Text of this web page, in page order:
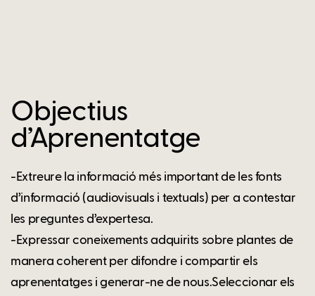
Objectius
d’Aprenentatge
-Extreure la informació més important de les fonts
d’informació (audiovisuals i textuals) per a contestar
les preguntes d’expertesa.
-Expressar coneixements adquirits sobre plantes de
manera coherent per difondre i compartir els
aprenentatges i generar-ne de nous.Seleccionar els